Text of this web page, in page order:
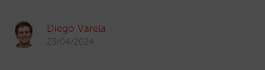
Diego Varela
23/04/2024